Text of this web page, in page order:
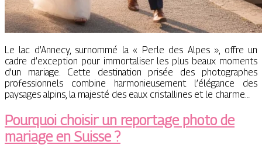
Le lac d’Annecy, surnommé la « Perle des Alpes », offre un
cadre d’exception pour immortaliser les plus beaux moments
d’un mariage. Cette destination prisée des photographes
professionnels combine harmonieusement l’élégance des
paysages alpins, la majesté des eaux cristallines et le charme…
Pourquoi choisir un reportage photo de
mariage en Suisse ?